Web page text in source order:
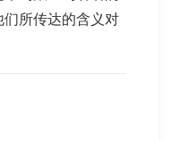
所传达的含义对